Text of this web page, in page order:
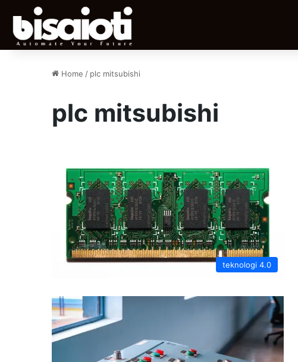
Home / plc mitsubishi
plc mitsubishi
teknologi 4.0